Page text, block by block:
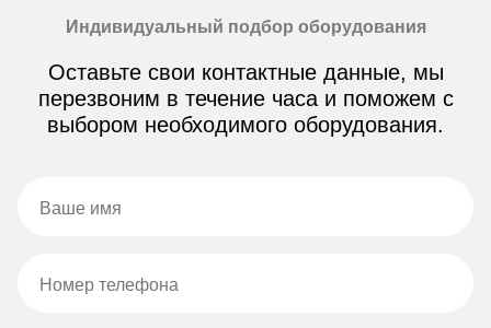
Индивидуальный подбор оборудования
Оставьте свои контактные данные, мы
перезвоним в течение часа и поможем с
выбором необходимого оборудования.